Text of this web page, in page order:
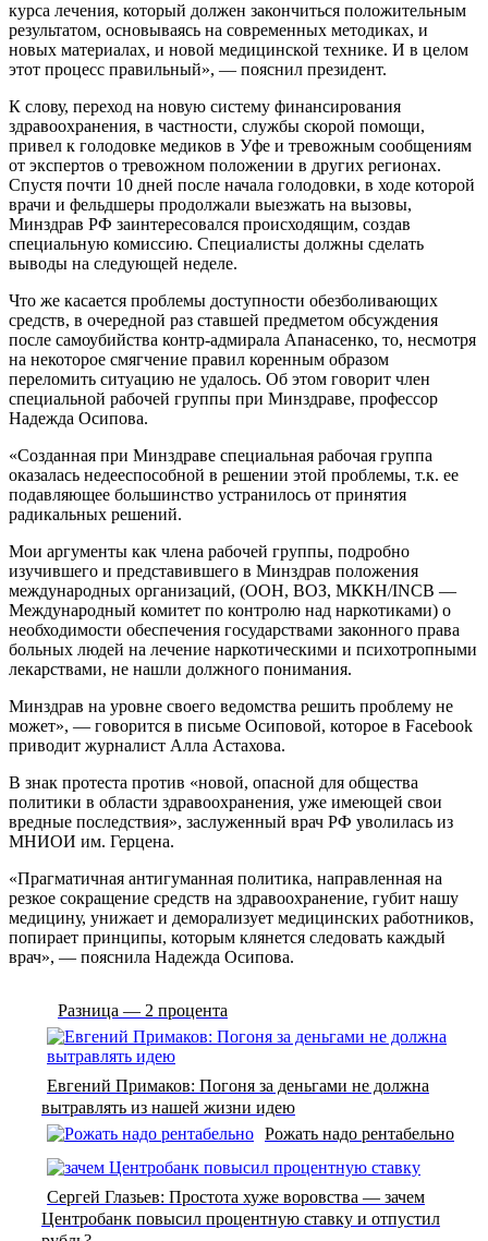
курса лечения, который должен закончиться положительным
результатом, основываясь на современных методиках, и
новых материалах, и новой медицинской технике. И в целом
этот процесс правильный», — пояснил президент.
К слову, переход на новую систему финансирования
здравоохранения, в частности, службы скорой помощи,
привел к голодовке медиков в Уфе и тревожным сообщениям
от экспертов о тревожном положении в других регионах.
Спустя почти 10 дней после начала голодовки, в ходе которой
врачи и фельдшеры продолжали выезжать на вызовы,
Минздрав РФ заинтересовался происходящим, создав
специальную комиссию. Специалисты должны сделать
выводы на следующей неделе.
Что же касается проблемы доступности обезболивающих
средств, в очередной раз ставшей предметом обсуждения
после самоубийства контр-адмирала Апанасенко, то, несмотря
на некоторое смягчение правил коренным образом
переломить ситуацию не удалось. Об этом говорит член
специальной рабочей группы при Минздраве, профессор
Надежда Осипова.
«Созданная при Минздраве специальная рабочая группа
оказалась недееспособной в решении этой проблемы, т.к. ее
подавляющее большинство устранилось от принятия
радикальных решений.
Мои аргументы как члена рабочей группы, подробно
изучившего и представившего в Минздрав положения
международных организаций, (ООН, ВОЗ, МККН/INCB —
Международный комитет по контролю над наркотиками) о
необходимости обеспечения государствами законного права
больных людей на лечение наркотическими и психотропными
лекарствами, не нашли должного понимания.
Минздрав на уровне своего ведомства решить проблему не
может», — говорится в письме Осиповой, которое в Facebook
приводит журналист Алла Астахова.
В знак протеста против «новой, опасной для общества
политики в области здравоохранения, уже имеющей свои
вредные последствия», заслуженный врач РФ уволилась из
МНИОИ им. Герцена.
«Прагматичная антигуманная политика, направленная на
резкое сокращение средств на здравоохранение, губит нашу
медицину, унижает и деморализует медицинских работников,
попирает принципы, которым клянется следовать каждый
врач», — пояснила Надежда Осипова.
Разница — 2 процента
Евгений Примаков: Погоня за деньгами не должна
вытравлять из нашей жизни идею
Рожать надо рентабельно
Сергей Глазьев: Простота хуже воровства — зачем
Центробанк повысил процентную ставку и отпустил